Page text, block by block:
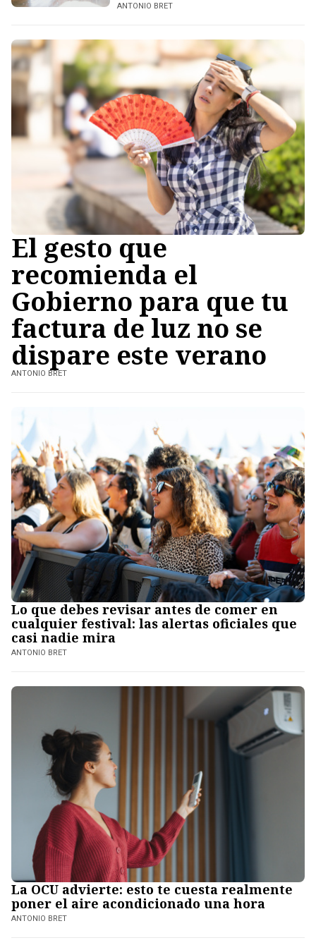
ANTONIO BRET
El gesto que
recomienda el
Gobierno para que tu
factura de luz no se
dispare este verano
ANTONIO BRET
Lo que debes revisar antes de comer en
cualquier festival: las alertas oficiales que
casi nadie mira
ANTONIO BRET
La OCU advierte: esto te cuesta realmente
poner el aire acondicionado una hora
ANTONIO BRET